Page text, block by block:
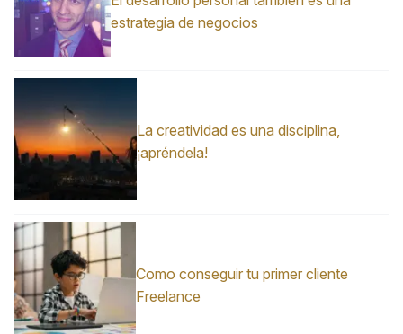
estrategia de negocios
La creatividad es una disciplina,
¡apréndela!
Como conseguir tu primer cliente
Freelance